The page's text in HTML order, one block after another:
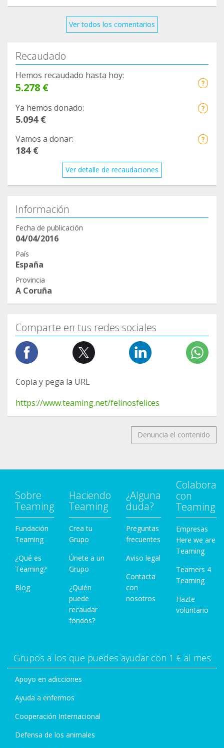
Ver todos los comentarios
Recaudado
Hemos recaudado hasta hoy:
5.278 €
Ya hemos donado:
5.094 €
Vamos a donar:
184 €
Ver detalle de recaudaciones
Información
Fecha de publicación
04/04/2016
País
España
Provincia
A Coruña
Comparte en tus redes sociales
Copia y pega la URL
https://www.teaming.net/felinosfelices
Denuncia el contenido
Sobre
Teaming
Fundación
Teaming
¿Qué es
Teaming?
Blog
Haciendo
Teaming
Crea tu
Grupo
Únete a un
Grupo
¿Quién
puede
recaudar
fondos?
¿Alguna
duda?
Preguntas
frecuentes
Aviso legal
Contacta
con
nosotros
Colabora
con
Teaming
Empresas
Here we are
Teaming
Teamers 4
Teaming
Hazte
voluntario
Grupos a los que puedes ayudar con 1 € al mes
Apoyo en adicciones
Ayuda a enfermos
Cooperación Internacional
Defensa de los animales